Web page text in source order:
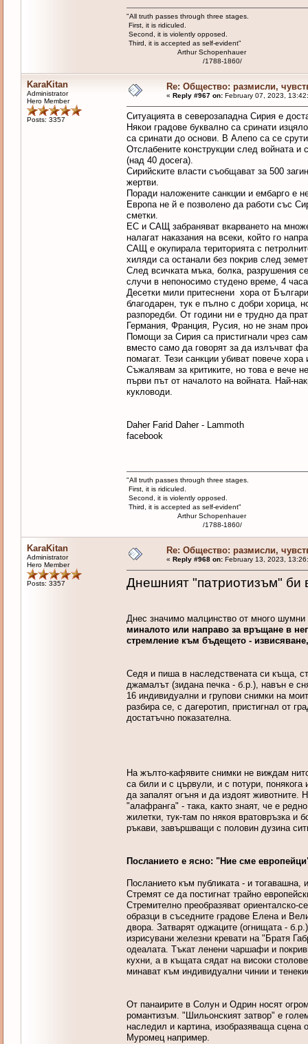
"All truth passes through three stages.
First, it is ridiculed.
Second, it is violently opposed.
Third, it is accepted as self-evident"
Arthur Schopenhauer
/1788-1860/
KaraKitan
Administrator
Hero Member
Posts: 3357
Re: Общество: размисли,
« Reply #967 on:February 07, 2023,
Ситуацията в северозападна Сирия е
Някои градове буквално са сринати
са сринати до основи. В Алепо са се
Отслабените конструкции след войната и
(над 40 досега).
Сирийските власти съобщават за 500
жертви.
Поради наложените санкции и ембарго е
Европа не й е позволено да работи със
сметки.
ЕС и САЩ забраняват вкарването на
налагат наказания на всеки, който го
САЩ е окупирала територията с
хиляди са останали без покрив след
След всичката мъка, болка, разрушения
случи в непоносимо студено време, 4
Десетки мили притеснени хора от
благодарен, тук е пълно с добри хорица,
разпоредби. От години ни е трудно да
Германия, Франция, Русия, но не знам
Помощи за Сирия са пристигнали чрез
вместо само да говорят за да излъчват
помагат. Тези санкции убиват повече
Съжалявам за критиките, но това е вече
първи път от началото на войната. Най-
кукловоди.
Daher Farid Daher - Lammoth
facebook
"All truth passes through three stages.
First, it is ridiculed.
Second, it is violently opposed.
Third, it is accepted as self-evident"
Arthur Schopenhauer
/1788-1860/
KaraKitan
Administrator
Hero Member
Posts: 3357
Re: Общество: размисли,
« Reply #968 on:February 13, 2023,
Днешният "патриотизъм" би
Днес значимо малцинство от много
миналото или направо за връщане в
стремление към бъдещето -
Седя и пиша в наследствената си къща,
джамалът (зидана печка - б.р.), навън е
16 индивидуални и групови снимки на
разбира се, с дагеротип, пристигнал от
достатъчно показателна.
На жълто-кафявите снимки не виждам
са били и с цървули, и с потури,
да запалят огъня и да издоят животните.
"алафранга" - така, както знаят, че е
жилетки, тук-там по някоя вратовръзка и
ръкави, завършващи с половин дузина
Посланието е ясно: "Ние сме
Посланието към публиката - и
Стремят се да постигнат трайно
Стремително преобразяват ориенталско-
образци в съседните градове Елена и
двора. Затварят оджаците (огнищата -
изрисувани железни кревати на "Братя
одеалата. Тъкат ленени чаршафи и
кухни, а в къщата сядат на високи
минават към индивидуални чинии и
От панаирите в Солун и Одрин носят
романтизъм. "Шильонският затвор" е
наследил и картина, изобразяваща
Муромец например.